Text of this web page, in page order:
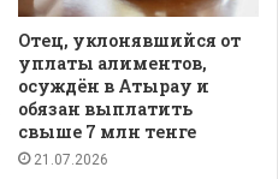
Отец, уклонявшийся от
уплаты алиментов,
осуждён в Атырау и
обязан выплатить
свыше 7 млн тенге
21.07.2026